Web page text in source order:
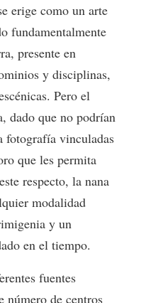
erige como un arte
fundamentalmente
presente en
y disciplinas,
Pero el
dado que no podrían
fotografía vinculadas
que les permita
respecto, la nana
modalidad
y un
en el tiempo.
fuentes
número de centros